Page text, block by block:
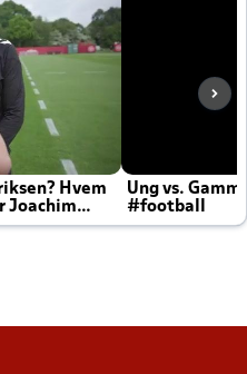
Hvem
Joachim
Ung vs.
#football